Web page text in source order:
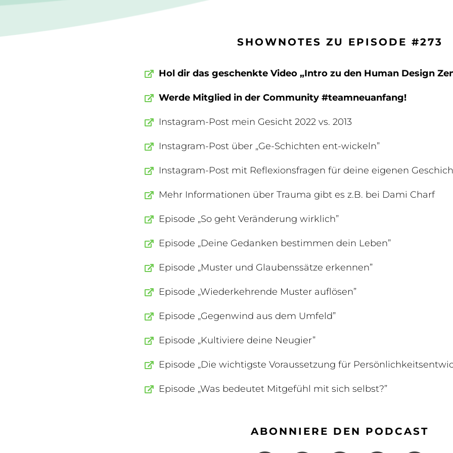
SHOWNOTES ZU EPISODE #273
Hol dir das geschenkte Video „Intro zu den Human Design
Werde Mitglied in der Community #teamneuanfang!
Instagram-Post mein Gesicht 2022 vs. 2013
Instagram-Post über „Ge-Schichten ent-wickeln”
Instagram-Post mit Reflexionsfragen für deine eigenen
Mehr Informationen über Trauma gibt es z.B. bei Dami Charf
Episode „So geht Veränderung wirklich”
Episode „Deine Gedanken bestimmen dein Leben”
Episode „Muster und Glaubenssätze erkennen”
Episode „Wiederkehrende Muster auflösen”
Episode „Gegenwind aus dem Umfeld”
Episode „Kultiviere deine Neugier”
Episode „Die wichtigste Voraussetzung für
Episode „Was bedeutet Mitgefühl mit sich selbst?”
ABONNIERE DEN PODCAST